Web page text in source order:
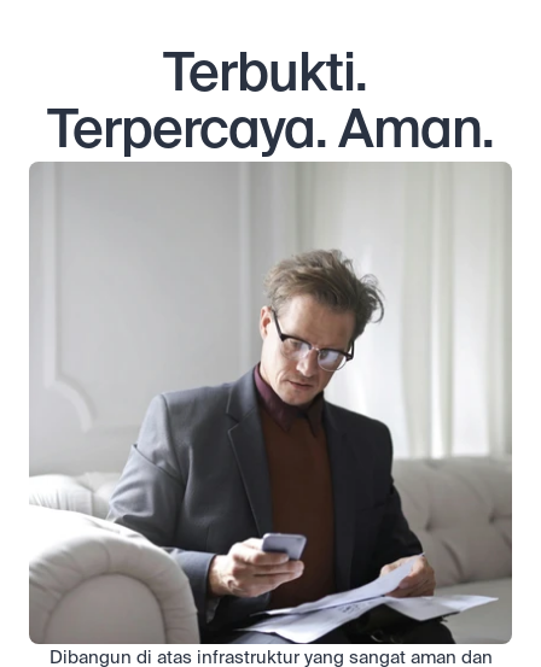
Terbukti.
Terpercaya. Aman.
Dibangun di atas infrastruktur yang sangat aman dan